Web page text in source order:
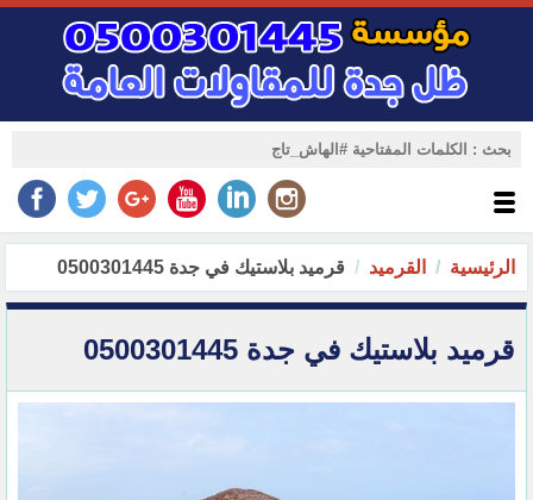
الرئيسية القرميد قرميد بلاستيك في جدة 0500301445
قرميد بلاستيك في جدة 0500301445